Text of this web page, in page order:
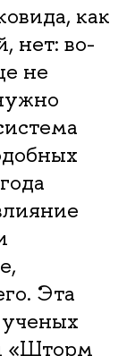
как
нет: во-
не
Эта
«Шторм